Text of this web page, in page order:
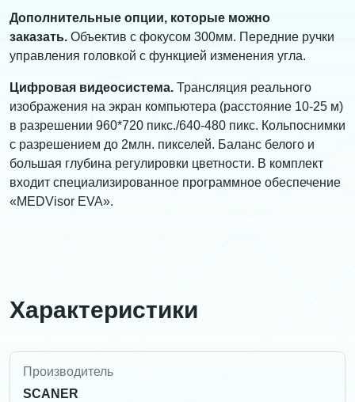
Дополнительные опции, которые можно
заказать. Объектив с фокусом 300мм. Передние ручки
управления головкой с функцией изменения угла.
Цифровая видеосистема. Трансляция реального
изображения на экран компьютера (расстояние 10-25 м)
в разрешении 960*720 пикс./640-480 пикс. Кольпоснимки
с разрешением до 2млн. пикселей. Баланс белого и
большая глубина регулировки цветности. В комплект
входит специализированное программное обеспечение
«MEDVisor EVA».
Характеристики
Производитель
SCANER